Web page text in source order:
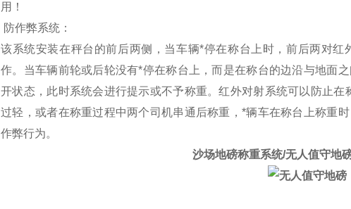
用！
防作弊系统 ：
该系统安装在秤台的前后两侧，当车辆*停在称台上时，前后两对
作。当车辆前轮或后轮没有*停在称台上，而是在称台的边沿与地面
开状态，此时系统会进行提示或不予称重。红外对射系统可以防止
过轻，或者在称重过程中两个司机串通后称重，*辆车在称台上称重
作弊行为。
沙场地磅称重系统/无人值守地